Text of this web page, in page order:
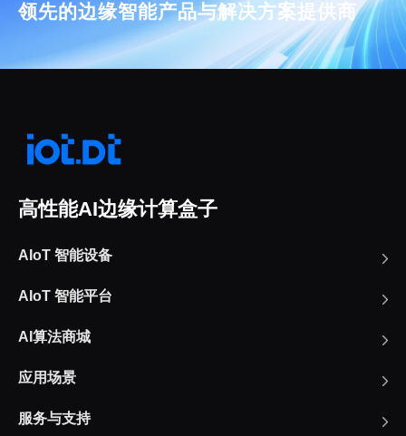
领先的边缘智能产品与解决方案提供商
高性能AI边缘计算盒子
AIoT 智能设备
AIoT 智能平台
AI算法商城
应用场景
服务与支持